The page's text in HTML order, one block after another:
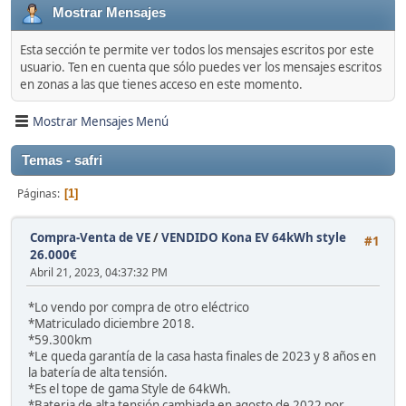
Mostrar Mensajes
Esta sección te permite ver todos los mensajes escritos por este
usuario. Ten en cuenta que sólo puedes ver los mensajes escritos
en zonas a las que tienes acceso en este momento.
Mostrar Mensajes Menú
Temas - safri
Páginas 1
#1
Compra-Venta de VE/VENDIDO Kona EV 64kWh style
26.000€
Abril 21, 2023, 04:37:32 PM
*Lo vendo por compra de otro eléctrico
*Matriculado diciembre 2018.
*59.300km
*Le queda garantía de la casa hasta finales de 2023 y 8 años en
la batería de alta tensión.
*Es el tope de gama Style de 64kWh.